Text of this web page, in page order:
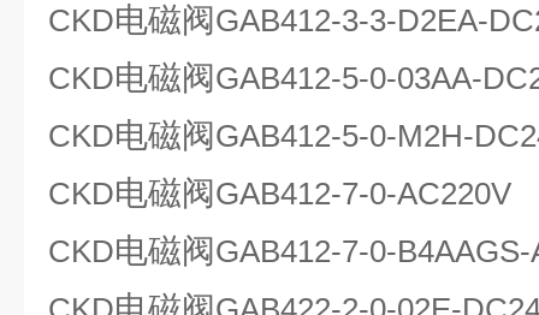
CKD电磁阀GAB412-3-3-D2EA-
CKD电磁阀GAB412-5-0-03AA-
CKD电磁阀GAB412-5-0-M2H-
CKD电磁阀GAB412-7-0-AC220V
CKD电磁阀GAB412-7-0-